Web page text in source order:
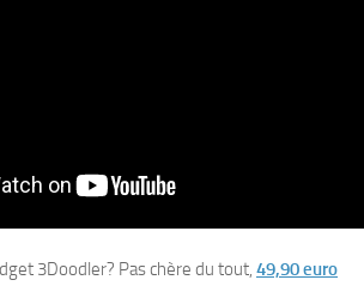
3Doodler? Pas chère du tout, 49,90 euro